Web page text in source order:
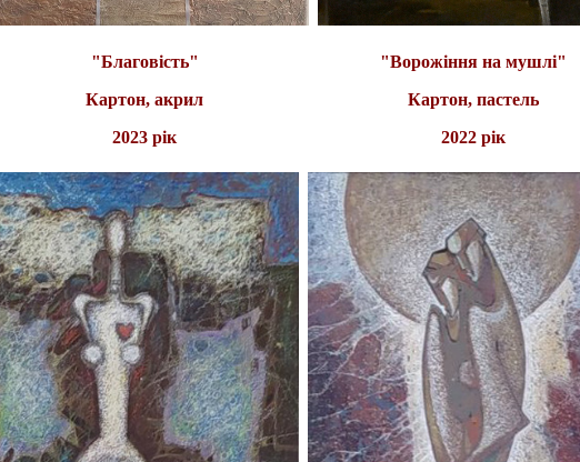
"Благовість"
Картон, акрил
2023 рік
"Ворожіння на мушлі"
Картон, пастель
2022 рік